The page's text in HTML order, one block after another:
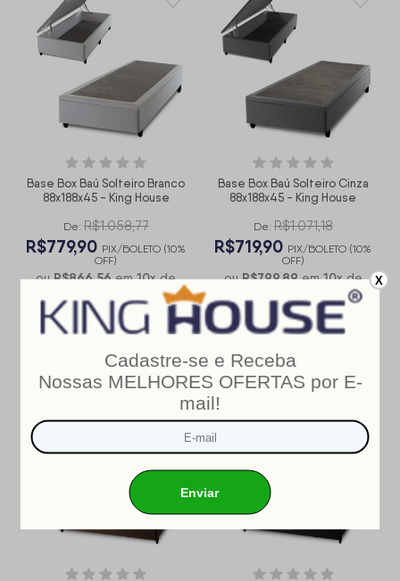
Base Box Baú Solteiro Branco
88x188x45 - King House
De: R$1.058,77
R$779,90 PIX/BOLETO (10%
OFF)
ouR$866,56em10xde
sem juros
Base Box Baú Solteiro Cinza
88x188x45 - King House
De: R$1.071,18
R$719,90 PIX/BOLETO (10%
OFF)
ouR$799,89em10xde
sem juros
X